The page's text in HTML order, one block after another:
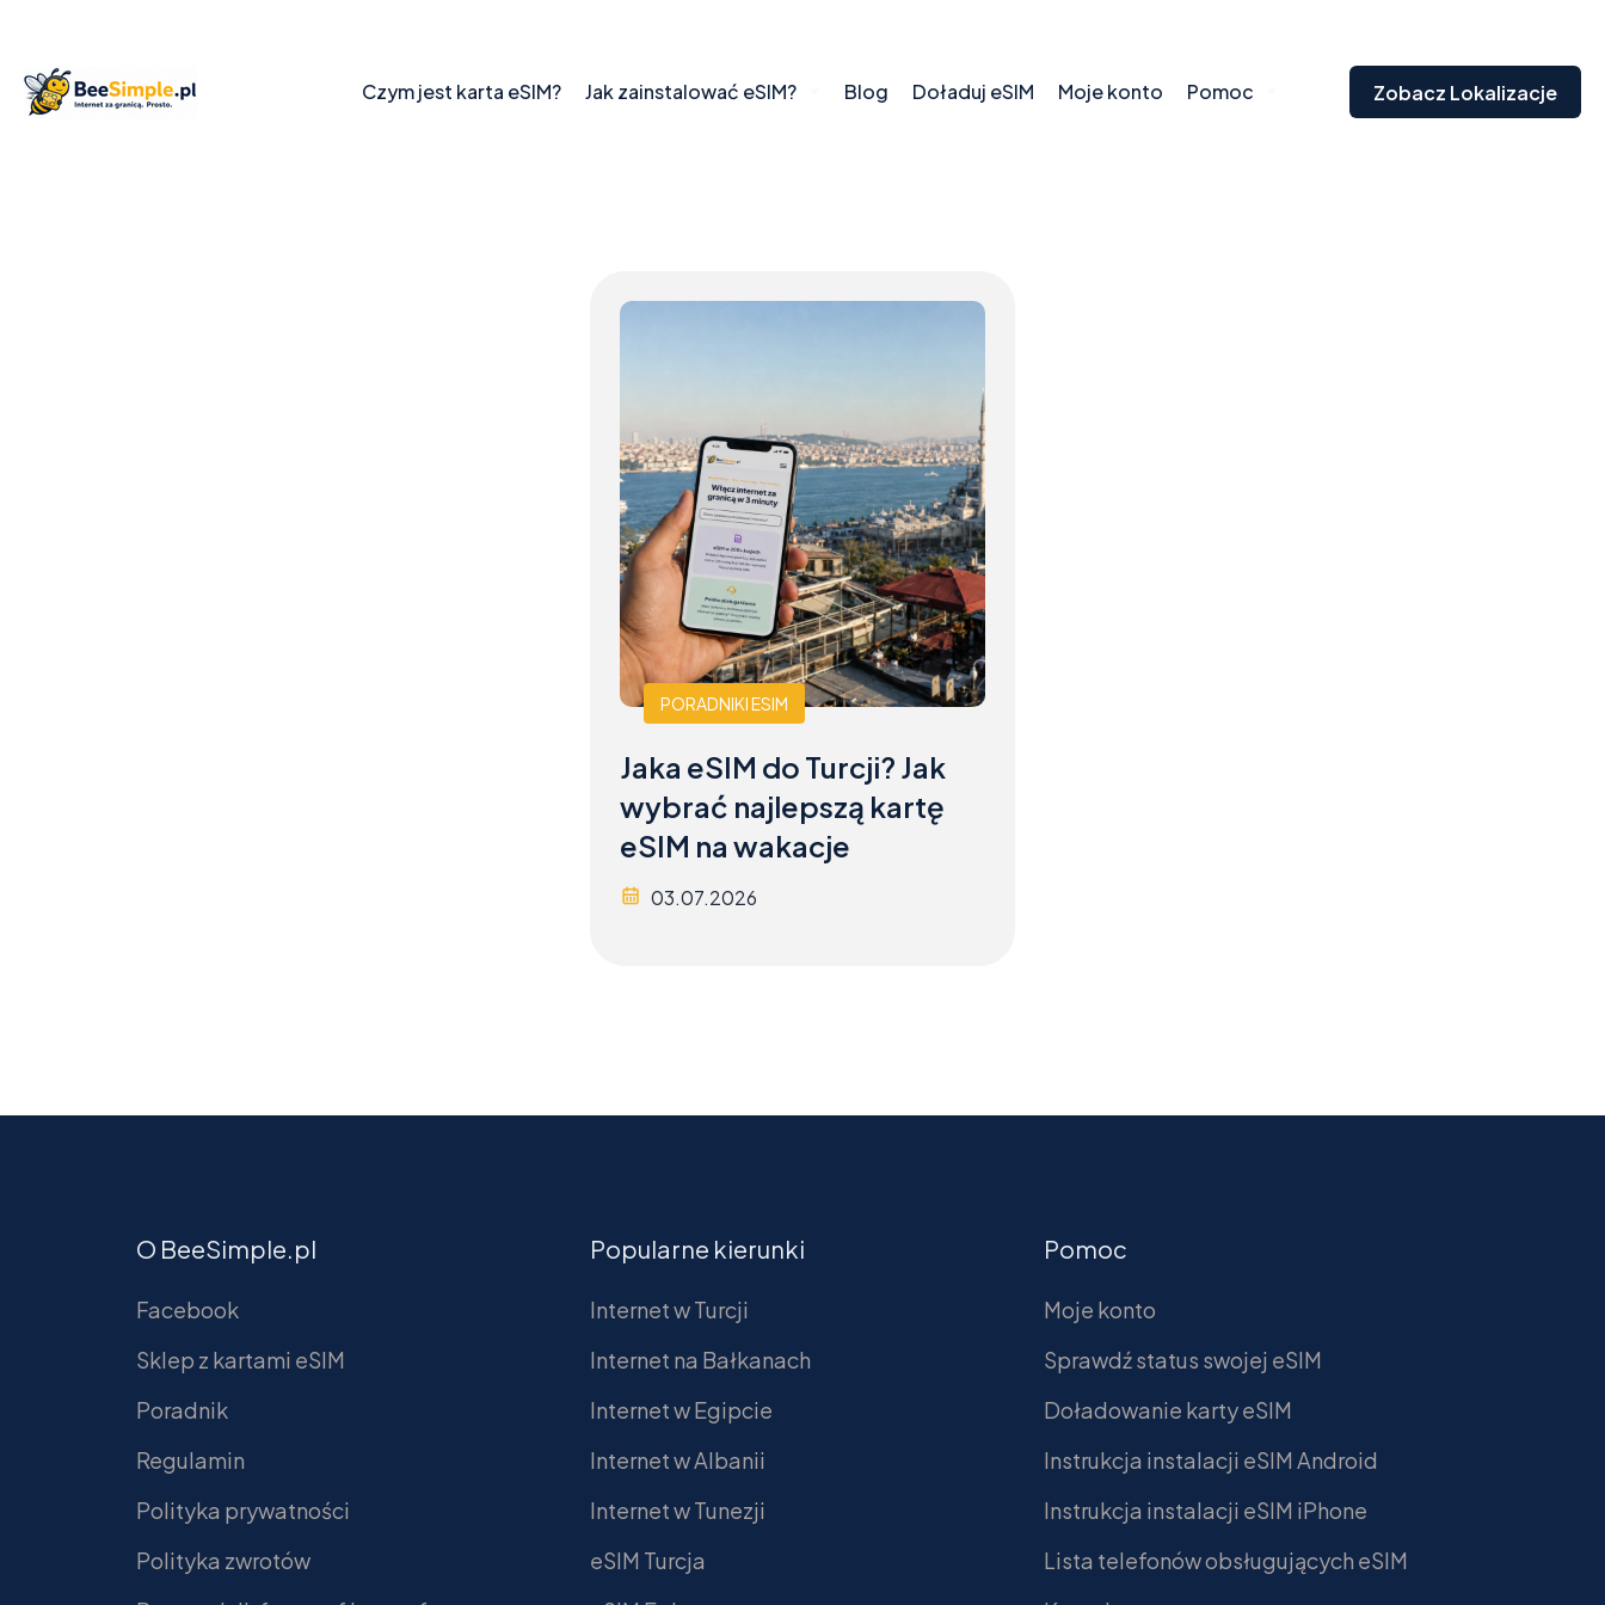
Czym jest karta eSIM? Jak zainstalować eSIM? Blog Doładuj eSIM Moje konto Pomoc Zobacz Lokalizacje
PORADNIKI ESIM
Jaka eSIM do Turcji? Jak
wybrać najlepszą kartę
eSIM na wakacje
03.07.2026
O BeeSimple.pl
Facebook
Sklep z kartami eSIM
Poradnik
Regulamin
Polityka prywatności
Polityka zwrotów
Popularne kierunki
Internet w Turcji
Internet na Bałkanach
Internet w Egipcie
Internet w Albanii
Internet w Tunezji
eSIM Turcja
Pomoc
Moje konto
Sprawdź status swojej eSIM
Doładowanie karty eSIM
Instrukcja instalacji eSIM Android
Instrukcja instalacji eSIM iPhone
Lista telefonów obsługujących eSIM